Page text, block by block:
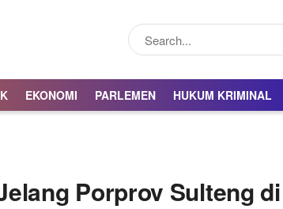
EKONOMI PARLEMEN HUKUM KRIMINAL
Porprov Sulteng di